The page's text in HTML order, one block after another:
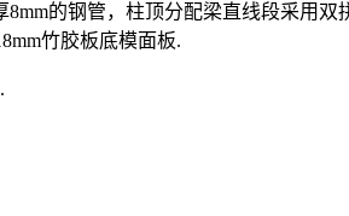
的钢管，柱顶分配梁直线段采用
竹胶板底模面板.